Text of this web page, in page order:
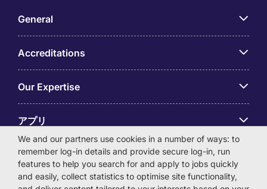
General
Accreditations
Our Expertise
アプリ
Employer Centre
We and our partners use cookies in a number of ways: to
remember log-in details and provide secure log-in, run
features to help you search for and apply to jobs quickly
and easily, collect statistics to optimise site functionality,